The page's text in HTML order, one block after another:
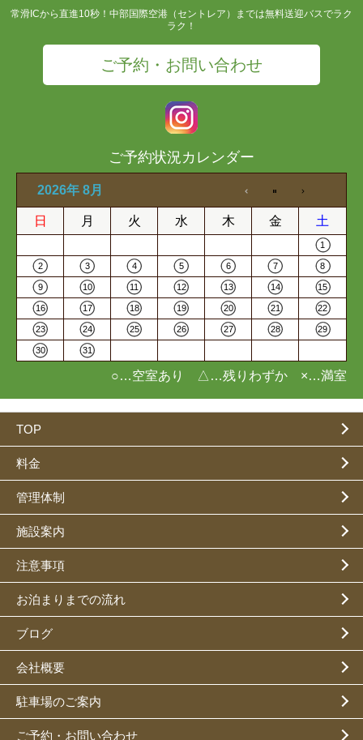
常滑ICから直進10秒！中部国際空港（セントレア）までは無料送迎バスでラク
ラク！
ご予約・お問い合わせ
ご予約状況カレンダー
2026年 8月
日 月 火 水 木 金 土
1
2 3 4 5 6 7 8
9 10 11 12 13 14 15
16 17 18 19 20 21 22
23 24 25 26 27 28 29
30 31
○…空室あり △…残りわずか ×…満室
TOP
料金
管理体制
施設案内
注意事項
お泊まりまでの流れ
ブログ
会社概要
駐車場のご案内
ご予約・お問い合わせ